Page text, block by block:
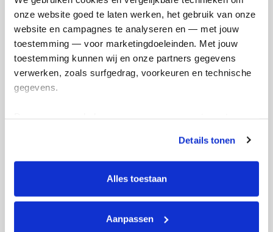
onze website goed te laten werken, het gebruik van onze
website en campagnes te analyseren en — met jouw
toestemming — voor marketingdoeleinden. Met jouw
toestemming kunnen wij en onze partners gegevens
verwerken, zoals surfgedrag, voorkeuren en technische
gegevens.
tonen. Je kunt je toestemming op elk moment wijzigen of
intrekken via Cookie instellingen onderaan de pagina. De
lijst met cookies is te vinden in het tabblad “details”.
Details tonen
Alles toestaan
Aanpassen
Niels's badges